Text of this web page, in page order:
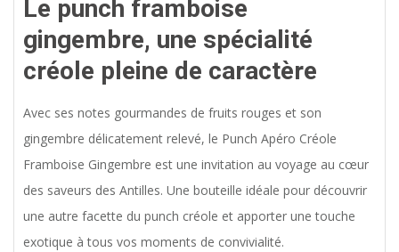
Le punch framboise
gingembre, une spécialité
créole pleine de caractère
Avec ses notes gourmandes de fruits rouges et son
gingembre délicatement relevé, le Punch Apéro Créole
Framboise Gingembre est une invitation au voyage au cœur
des saveurs des Antilles. Une bouteille idéale pour découvrir
une autre facette du punch créole et apporter une touche
exotique à tous vos moments de convivialité.